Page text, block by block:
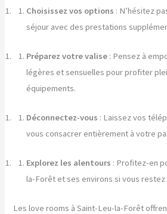
Choisissez vos options : N’hésitez
séjour avec des prestations
Préparez votre valise : Pensez à
légères et sensuelles pour profiter
équipements.
Déconnectez-vous : Laissez vos
vous consacrer entièrement à votre
Explorez les alentours : Profitez-en
la-Forêt et ses environs si vous restez
Les love rooms à Saint-Leu-la-Forêt